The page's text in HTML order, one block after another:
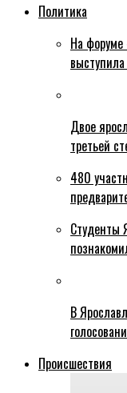
Политика
На форуме
Двое
третьей
480
Студенты
В
Происшествия